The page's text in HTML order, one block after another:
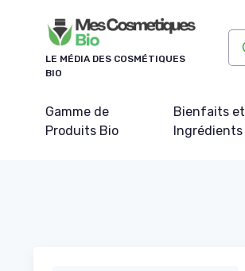
LE MÉDIA DES COSMÉTIQUES
BIO
Gamme de
Produits Bio
Bienfaits et
Ingrédients